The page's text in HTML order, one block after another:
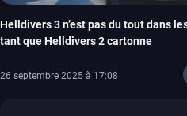
Helldivers 3 n’est pas du tout dans
tant que Helldivers 2 cartonne
26 septembre 2025 à 17:08